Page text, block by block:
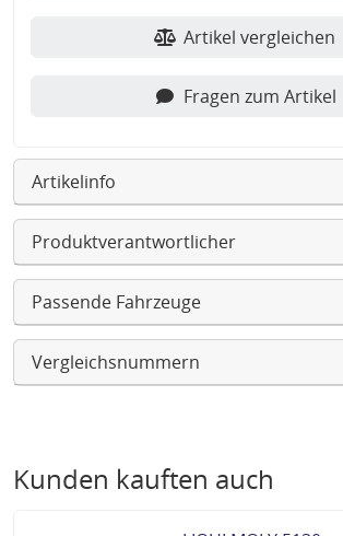
Artikel vergleichen
Fragen zum Artikel
Artikelinfo
Produktverantwortlicher
Passende Fahrzeuge
Vergleichsnummern
Kunden kauften auch